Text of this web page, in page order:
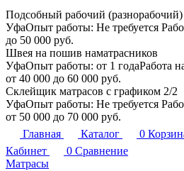
Подсобный рабочий (разнорабочий)
УфаОпыт работы: Не требуется
до 50 000 руб.
Швея на пошив наматрасников
УфаОпыт работы: от 1 годаРабота
от 40 000 до 60 000 руб.
Склейщик матрасов с графиком 2/2
УфаОпыт работы: Не требуется
от 50 000 до 70 000 руб.
Главная
Каталог 0
Кабинет
0 Сравнение
Матрасы